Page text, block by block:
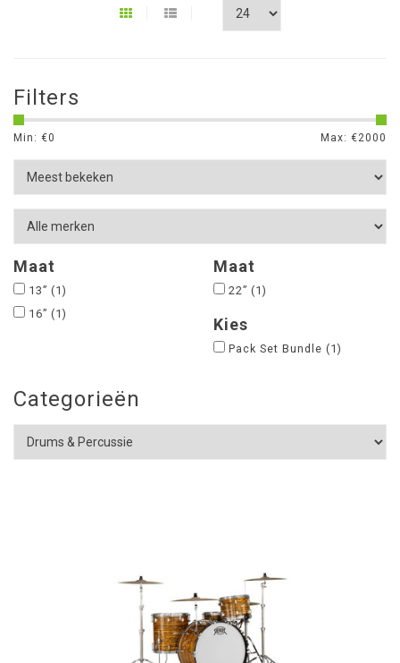
Filters
Min: €0 Max: €2000
Maat
13” (1)
16” (1)
Maat
22” (1)
Kies
Pack Set Bundle (1)
Categorieën